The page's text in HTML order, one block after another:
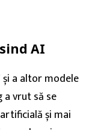
AI
și a altor modele
a vrut să se
și mai